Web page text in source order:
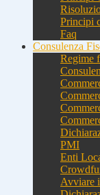
Principi
Faq
Consulenza
Regime
PMI
Enti
Avviare